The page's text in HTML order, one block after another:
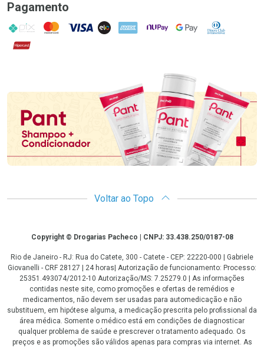
Pagamento
PIX MasterCard
VISA ELO AMEX NuPay Google PayDiners Club
Hipercard
Promoção em Destaque
Voltar ao Topo
CopyrightCopyright © Drogarias Pacheco | CNPJ: 33.438.250/0187-08
Rio de Janeiro - RJ: Rua do Catete, 300 - Catete - CEP: 22220-000 | Gabriele
Giovanelli - CRF 28127 | 24 horas| Autorização de funcionamento: Processo:
25351.493074/2012-10 Autorização/MS: 7.25279.0 | As informações
contidas neste site, como promoções e ofertas de remédios e
medicamentos, não devem ser usadas para automedicação e não
substituem, em hipótese alguma, a medicação prescrita pelo profissional da
área médica. Somente o médico está em condições de diagnosticar
qualquer problema de saúde e prescrever o tratamento adequado. Os
preços e as promoções são válidos apenas para compras via internet. As